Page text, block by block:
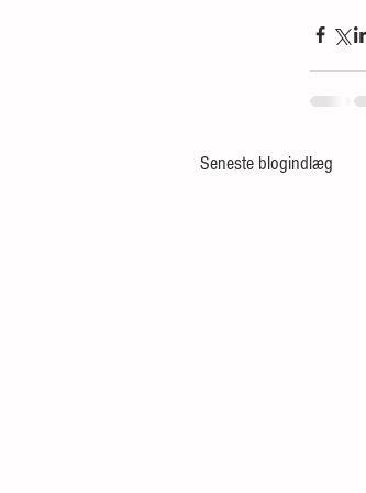
Seneste blogindlæg